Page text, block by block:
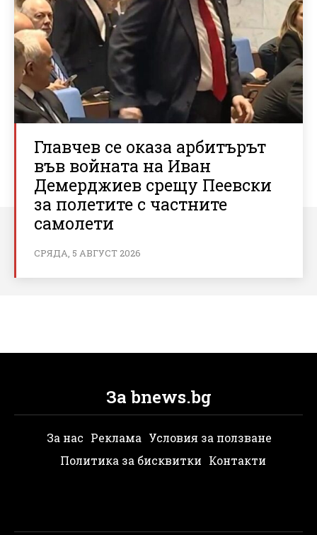
Главчев се оказа арбитърът
във войната на Иван
Демерджиев срещу Пеевски
за полетите с частните
самолети
СРЯДА, 5 АВГУСТ 2026
За bnews.bg
За нас Реклама Условия за ползване
Политика за бисквитки Контакти